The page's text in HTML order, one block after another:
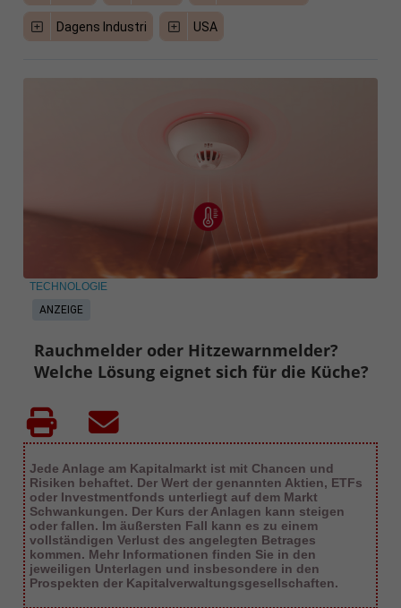
Dagens Industri USA
ANZEIGE
TECHNOLOGIE
Rauchmelder oder Hitzewarnmelder?
Welche Lösung eignet sich für die Küche?
Jede Anlage am Kapitalmarkt ist mit Chancen und
Risiken behaftet. Der Wert der genannten Aktien, ETFs
oder Investmentfonds unterliegt auf dem Markt
Schwankungen. Der Kurs der Anlagen kann steigen
oder fallen. Im äußersten Fall kann es zu einem
vollständigen Verlust des angelegten Betrages
kommen. Mehr Informationen finden Sie in den
jeweiligen Unterlagen und insbesondere in den
Prospekten der Kapitalverwaltungsgesellschaften.